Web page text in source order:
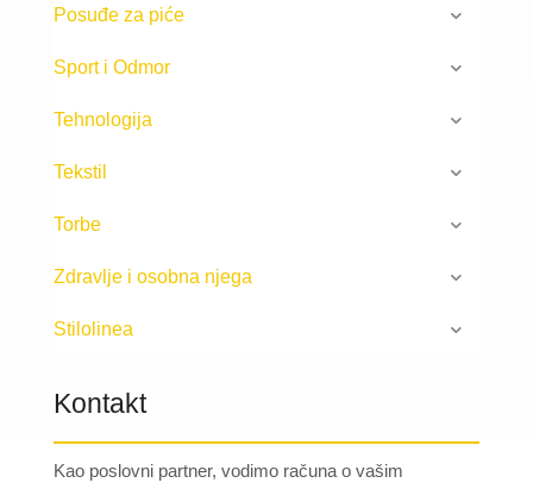
Posuđe za piće
Sport i Odmor
Tehnologija
Tekstil
Torbe
Zdravlje i osobna njega
Stilolinea
Kontakt
Kao poslovni partner, vodimo računa o vašim